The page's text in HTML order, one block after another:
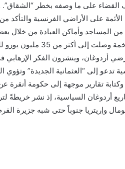
القضاء على ما وصفه بخطر
على الأراضي الفرنسية
المساجد وأماكن العبادة من خلال
تركيا، بعدما كشف
أردوغان، وينشرون الفكر
إلى “العثمانية الجديدة” وتؤوي
تقارير موجهة إلى حكومة أنقرة
أردوغان السياسية، إذ نشر خريطةً
وإريتريا جنوباً حتى شبه جزيرة